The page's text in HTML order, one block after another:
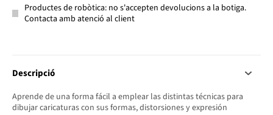
Productes de robòtica: no s'accepten devolucions a la botiga.
Contacta amb atenció al client
Descripció
Aprende de una forma fácil a emplear las distintas técnicas para
dibujar caricaturas con sus formas, distorsiones y expresión